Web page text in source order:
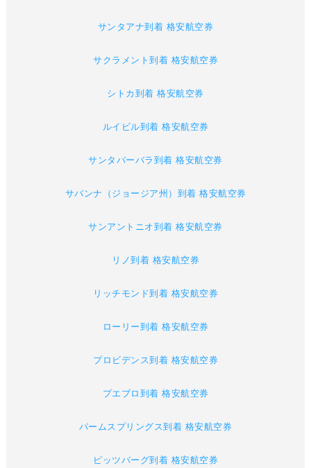
サンタアナ到着 格安航空券
サクラメント到着 格安航空券
シトカ到着 格安航空券
ルイビル到着 格安航空券
サンタバーバラ到着 格安航空券
サバンナ（ジョージア州）到着 格安航空券
サンアントニオ到着 格安航空券
リノ到着 格安航空券
リッチモンド到着 格安航空券
ローリー到着 格安航空券
プロビデンス到着 格安航空券
プエブロ到着 格安航空券
パームスプリングス到着 格安航空券
ピッツバーグ到着 格安航空券